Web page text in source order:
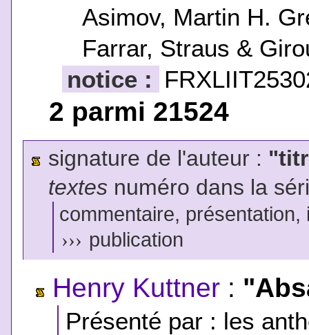
Asimov, Martin H.
Farrar, Straus &
notice :
2 parmi 21524
signature de l'auteur :
textesnuméro dans la
commentaire,
››› publication
Henry Kuttner :
Présenté par : les